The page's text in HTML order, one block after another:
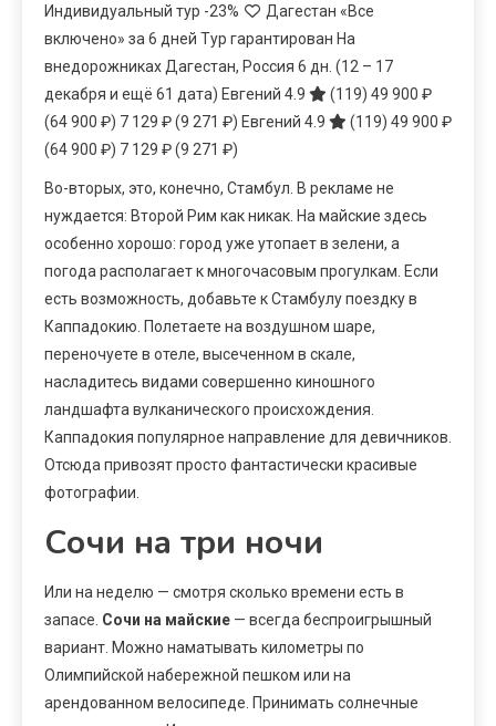
Индивидуальный тур -23%
Дагестан «Все
включено» за 6 дней Тур гарантирован На
внедорожниках Дагестан, Россия 6 дн. (12 – 17
декабря и ещё 61 дата) Евгений 4.9 (119) 49 900 ₽
(64 900 ₽) 7 129 ₽(9 271 ₽) Евгений 4.9 (119) 49 900 ₽
(64 900 ₽) 7 129 ₽(9 271 ₽)
Во-вторых, это, конечно, Стамбул. В рекламе не
нуждается: Второй Рим как никак. На майские здесь
особенно хорошо: город уже утопает в зелени, а
погода располагает к многочасовым прогулкам. Если
есть возможность, добавьте к Стамбулу поездку в
Каппадокию. Полетаете на воздушном шаре,
переночуете в отеле, высеченном в скале,
насладитесь видами совершенно киношного
ландшафта вулканического происхождения.
Каппадокия популярное направление для девичников.
Отсюда привозят просто фантастически красивые
фотографии.
Сочи на три ночи
Или на неделю — смотря сколько времени есть в
запасе. Сочи на майские — всегда беспроигрышный
вариант. Можно наматывать километры по
Олимпийской набережной пешком или на
арендованном велосипеде. Принимать солнечные